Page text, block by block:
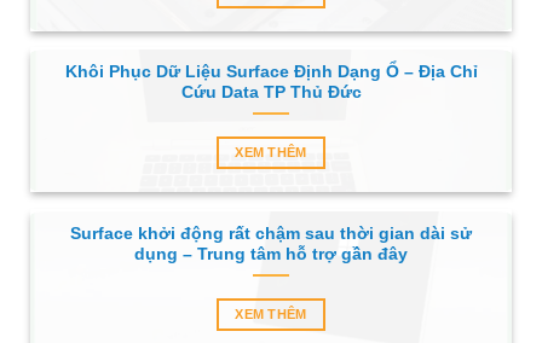
Khôi Phục Dữ Liệu Surface Định Dạng Ổ – Địa Chỉ
Cứu Data TP Thủ Đức
XEM THÊM
Surface khởi động rất chậm sau thời gian dài sử
dụng – Trung tâm hỗ trợ gần đây
XEM THÊM